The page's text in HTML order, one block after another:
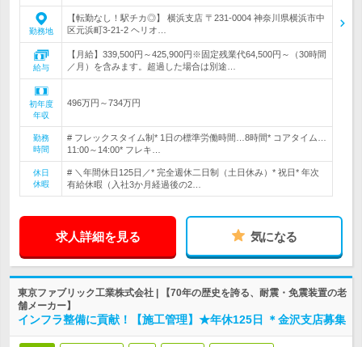
勤務地
【転勤なし！駅チカ◎】 横浜支店 〒231-0004 神奈川県横浜市中
区元浜町3-21-2 ヘリオ…
給与
【月給】339,500円～425,900円※固定残業代64,500円～（30時間
／月）を含みます。超過した場合は別途…
初年度
年収
496万円～734万円
勤務
時間
# フレックスタイム制* 1日の標準労働時間…8時間* コアタイム…
11:00～14:00* フレキ…
休日
休暇
# ＼年間休日125日／* 完全週休二日制（土日休み）* 祝日* 年次
有給休暇（入社3か月経過後の2…
求人詳細を見る 気になる
東京ファブリック工業株式会社 | 【70年の歴史を誇る、耐震・免震装置の老
舗メーカー】
インフラ整備に貢献！【施工管理】★年休125日 ＊金沢支店募集